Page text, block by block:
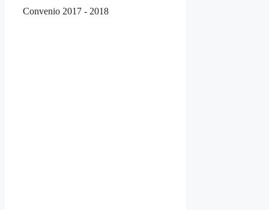
Convenio 2017 - 2018